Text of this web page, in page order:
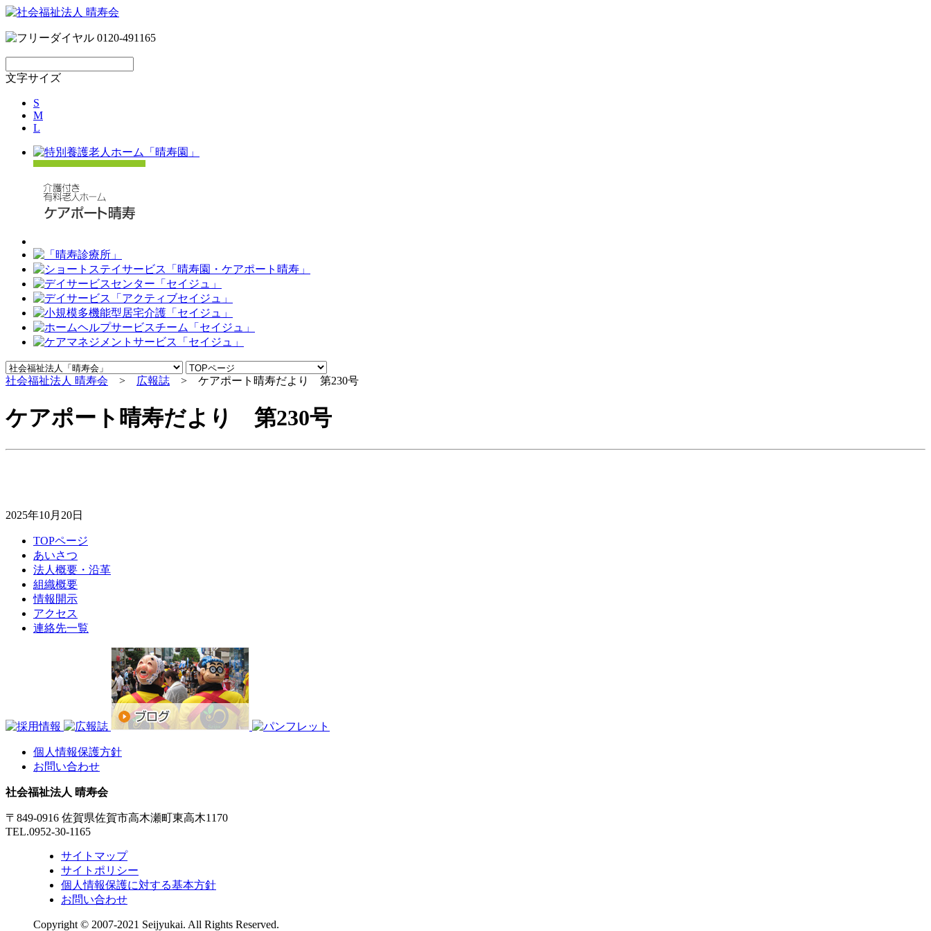
文字サイズ
S
M
L
社会福祉法人 晴寿会 > 広報誌 > ケアポート晴寿だより 第230号
ケアポート晴寿だより 第230号
2025年10月20日
TOPページ
あいさつ
法人概要・沿革
組織概要
情報開示
アクセス
連絡先一覧
個人情報保護方針
お問い合わせ
社会福祉法人 晴寿会
〒849-0916 佐賀県佐賀市高木瀬町東高木1170
TEL.0952-30-1165
サイトマップ
サイトポリシー
個人情報保護に対する基本方針
お問い合わせ
Copyright © 2007-2021 Seijyukai. All Rights Reserved.